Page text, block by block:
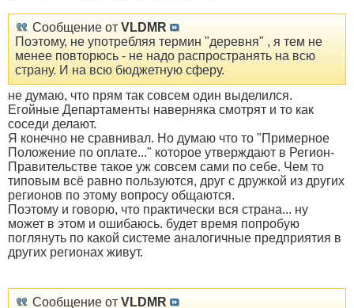
Сообщение от VLDMR
Поэтому, не употребляя термин "деревня" , я тем не
менее повторюсь - не надо распространять на всю
страну. И на всю бюджетную сферу.
не думаю, что прям так совсем один выделился.
Егойные Департаменты наверняка смотрят и то как
соседи делают.
Я конечно не сравнивал. Но думаю что то "Примерное
Положение по оплате..." которое утверждают в Регион-
Правительстве такое уж совсем сами по себе. Чем то
типовым всё равно пользуются, друг с дружкой из других
регионов по этому вопросу общаются.
Поэтому и говорю, что практически вся страна... ну
может в этом и ошибаюсь. будет время попробую
поглянуть по какой системе аналогичные предприятия в
других регионах живут.
Сообщение от VLDMR